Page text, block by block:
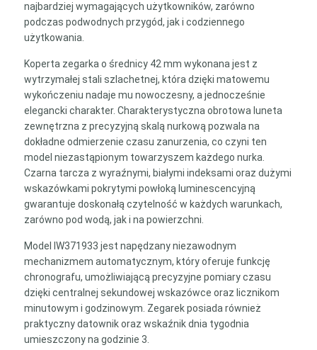
najbardziej wymagających użytkowników, zarówno
podczas podwodnych przygód, jak i codziennego
użytkowania.
Koperta zegarka o średnicy 42 mm wykonana jest z
wytrzymałej stali szlachetnej, która dzięki matowemu
wykończeniu nadaje mu nowoczesny, a jednocześnie
elegancki charakter. Charakterystyczna obrotowa luneta
zewnętrzna z precyzyjną skalą nurkową pozwala na
dokładne odmierzenie czasu zanurzenia, co czyni ten
model niezastąpionym towarzyszem każdego nurka.
Czarna tarcza z wyraźnymi, białymi indeksami oraz dużymi
wskazówkami pokrytymi powłoką luminescencyjną
gwarantuje doskonałą czytelność w każdych warunkach,
zarówno pod wodą, jak i na powierzchni.
Model IW371933 jest napędzany niezawodnym
mechanizmem automatycznym, który oferuje funkcję
chronografu, umożliwiającą precyzyjne pomiary czasu
dzięki centralnej sekundowej wskazówce oraz licznikom
minutowym i godzinowym. Zegarek posiada również
praktyczny datownik oraz wskaźnik dnia tygodnia
umieszczony na godzinie 3.